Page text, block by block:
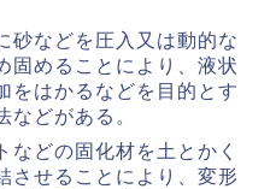
砂などを圧入又は動的な
固めることにより、液状
をはかるなどを目的とす
などがある。
などの固化材を土とかく
させることにより、変形